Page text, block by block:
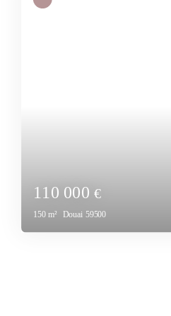
180 000
150 m² Hirson 02500